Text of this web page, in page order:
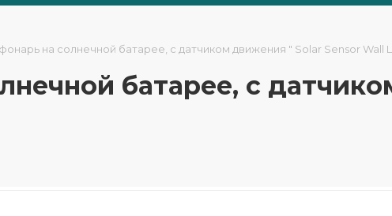
на солнечной батарее, с датчиком движения " Solar Sensor Wall
батарее, с